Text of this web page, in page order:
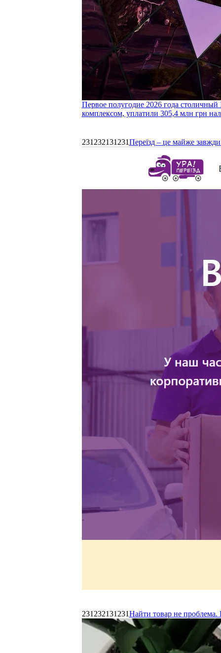
Первое полугодие 2026 года
комплексом, уплатили 305,4 млн грн
231232131231Переїзд – це майже
231232131231Найти товар не проблема.